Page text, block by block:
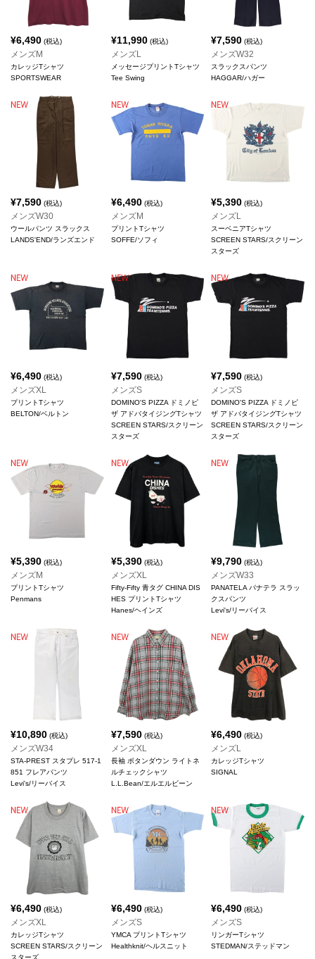
¥6,490 (税込)
メンズM
カレッジTシャツ
SPORTSWEAR
¥11,990(税込)
メンズL
メッセージプリントTシャツ
Tee Swing
¥7,590 (税込)
メンズW32
スラックスパンツ
HAGGAR/ハガー
¥7,590 (税込)
メンズW30
ウールパンツ スラックス
LANDS'END/ランズエンド
¥6,490(税込)
メンズM
プリントTシャツ
SOFFE/ソフィ
¥5,390 (税込)
メンズL
スーベニアTシャツ
SCREEN STARS/スクリーン
スターズ
¥6,490 (税込)
メンズXL
プリントTシャツ
BELTON/ベルトン
¥7,590(税込)
メンズS
DOMINO'S PIZZA ドミノピ
ザ アドバタイジングTシャツ
SCREEN STARS/スクリーン
スターズ
¥7,590 (税込)
メンズS
DOMINO'S PIZZA ドミノピ
ザ アドバタイジングTシャツ
SCREEN STARS/スクリーン
スターズ
¥5,390 (税込)
メンズM
プリントTシャツ
Penmans
¥5,390(税込)
メンズXL
Fifty-Fifty 青タグ CHINA DIS
HES プリントTシャツ
Hanes/ヘインズ
¥9,790 (税込)
メンズW33
PANATELA パナテラ スラッ
クスパンツ
Levi's/リーバイス
¥10,890 (税込)
メンズW34
STA-PREST スタプレ 517-1
851 フレアパンツ
Levi's/リーバイス
¥7,590(税込)
メンズXL
長袖 ボタンダウン ライトネ
ルチェックシャツ
L.L.Bean/エルエルビーン
¥6,490 (税込)
メンズL
カレッジTシャツ
SIGNAL
¥6,490 (税込)
メンズXL
カレッジTシャツ
SCREEN STARS/スクリーン
スターズ
¥6,490(税込)
メンズS
YMCA プリントTシャツ
Healthknit/ヘルスニット
¥6,490 (税込)
メンズS
リンガーTシャツ
STEDMAN/ステッドマン